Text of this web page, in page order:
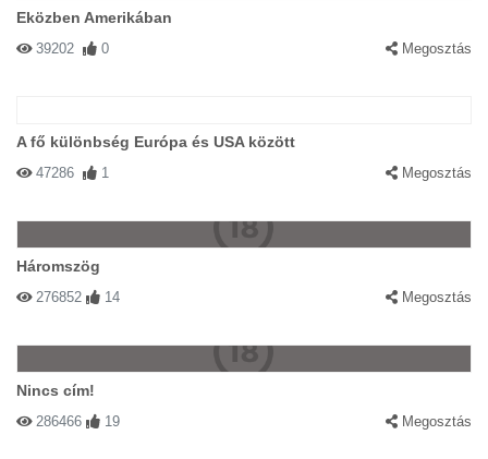
Eközben Amerikában
39202 0 Megosztás
A fő különbség Európa és USA között
47286 1 Megosztás
Háromszög
276852 14 Megosztás
Nincs cím!
286466 19 Megosztás